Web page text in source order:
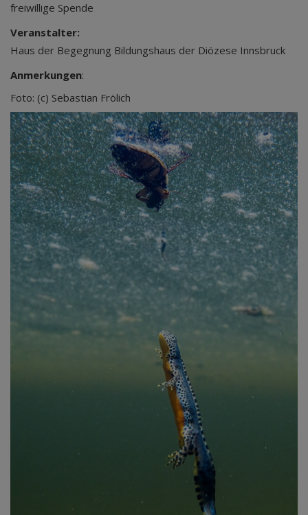
freiwillige Spende
Veranstalter:
Haus der Begegnung Bildungshaus der Diözese Innsbruck
Anmerkungen:
Foto: (c) Sebastian Frölich